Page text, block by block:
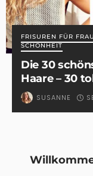
FRISUREN FÜR
SCHÖNHEIT
Die 30
Haare – 30
SUSANNE